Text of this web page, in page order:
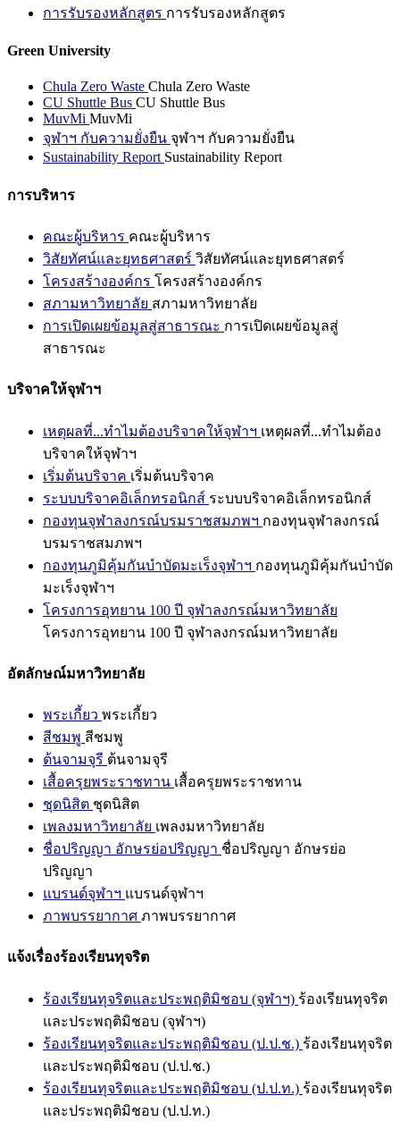
การรับรองหลักสูตร การรับรองหลักสูตร
Green University
Chula Zero Waste Chula Zero Waste
CU Shuttle Bus CU Shuttle Bus
MuvMi MuvMi
จุฬาฯ กับความยั่งยืน จุฬาฯ กับความยั่งยืน
Sustainability Report Sustainability Report
การบริหาร
คณะผู้บริหาร คณะผู้บริหาร
วิสัยทัศน์และยุทธศาสตร์ วิสัยทัศน์และยุทธศาสตร์
โครงสร้างองค์กร โครงสร้างองค์กร
สภามหาวิทยาลัย สภามหาวิทยาลัย
การเปิดเผยข้อมูลสู่สาธารณะ การเปิดเผยข้อมูลสู่
สาธารณะ
บริจาคให้จุฬาฯ
เหตุผลที่...ทำไมต้องบริจาคให้จุฬาฯ เหตุผลที่...ทำไมต้อง
บริจาคให้จุฬาฯ
เริ่มต้นบริจาค เริ่มต้นบริจาค
ระบบบริจาคอิเล็กทรอนิกส์ ระบบบริจาคอิเล็กทรอนิกส์
กองทุนจุฬาลงกรณ์บรมราชสมภพฯ กองทุนจุฬาลงกรณ์
บรมราชสมภพฯ
กองทุนภูมิคุ้มกันบำบัดมะเร็งจุฬาฯ กองทุนภูมิคุ้มกันบำบัด
มะเร็งจุฬาฯ
โครงการอุทยาน 100 ปี จุฬาลงกรณ์มหาวิทยาลัย
โครงการอุทยาน 100 ปี จุฬาลงกรณ์มหาวิทยาลัย
อัตลักษณ์มหาวิทยาลัย
พระเกี้ยว พระเกี้ยว
สีชมพู สีชมพู
ต้นจามจุรี ต้นจามจุรี
เสื้อครุยพระราชทาน เสื้อครุยพระราชทาน
ชุดนิสิต ชุดนิสิต
เพลงมหาวิทยาลัย เพลงมหาวิทยาลัย
ชื่อปริญญา อักษรย่อปริญญา ชื่อปริญญา อักษรย่อ
ปริญญา
แบรนด์จุฬาฯ แบรนด์จุฬาฯ
ภาพบรรยากาศ ภาพบรรยากาศ
แจ้งเรื่องร้องเรียนทุจริต
ร้องเรียนทุจริตและประพฤติมิชอบ (จุฬาฯ) ร้องเรียนทุจริต
และประพฤติมิชอบ (จุฬาฯ)
ร้องเรียนทุจริตและประพฤติมิชอบ (ป.ป.ช.) ร้องเรียนทุจริต
และประพฤติมิชอบ (ป.ป.ช.)
ร้องเรียนทุจริตและประพฤติมิชอบ (ป.ป.ท.) ร้องเรียนทุจริต
และประพฤติมิชอบ (ป.ป.ท.)